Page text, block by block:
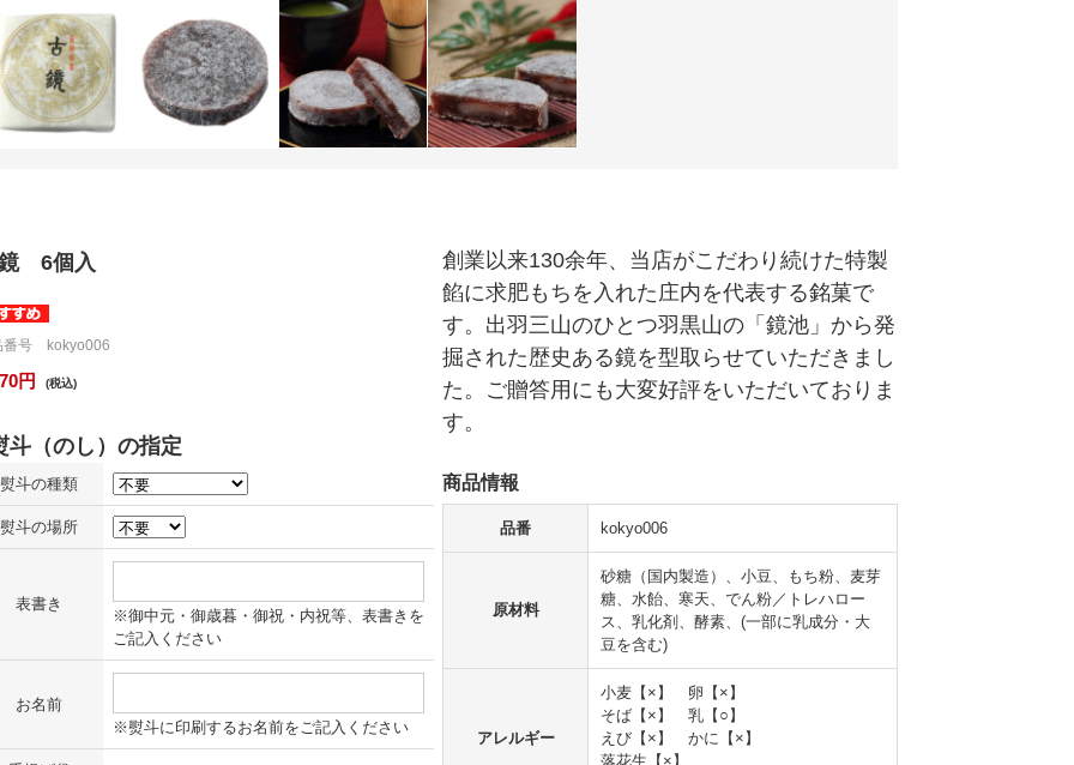
創業以来130余年、当店がこだわり続けた特製
餡に求肥もちを入れた庄内を代表する銘菓で
す。出羽三山のひとつ羽黒山の「鏡池」から発
掘された歴史ある鏡を型取らせていただきまし
た。ご贈答用にも大変好評をいただいておりま
す。
商品情報
品番 kokyo006
原材料
砂糖（国内製造）、小豆、もち粉、麦芽
糖、水飴、寒天、でん粉／トレハロー
ス、乳化剤、酵素、(一部に乳成分・大
豆を含む)
アレルギー
小麦【×】 卵【×】
そば【×】 乳【○】
えび【×】 かに【×】
落花生【×】
6個入
番号 kokyo006
円 (税込)
熨斗の種類
熨斗の場所
表書き
※御中元・御歳暮・御祝・内祝等、表書きを
ご記入ください
お名前
※熨斗に印刷するお名前をご記入ください